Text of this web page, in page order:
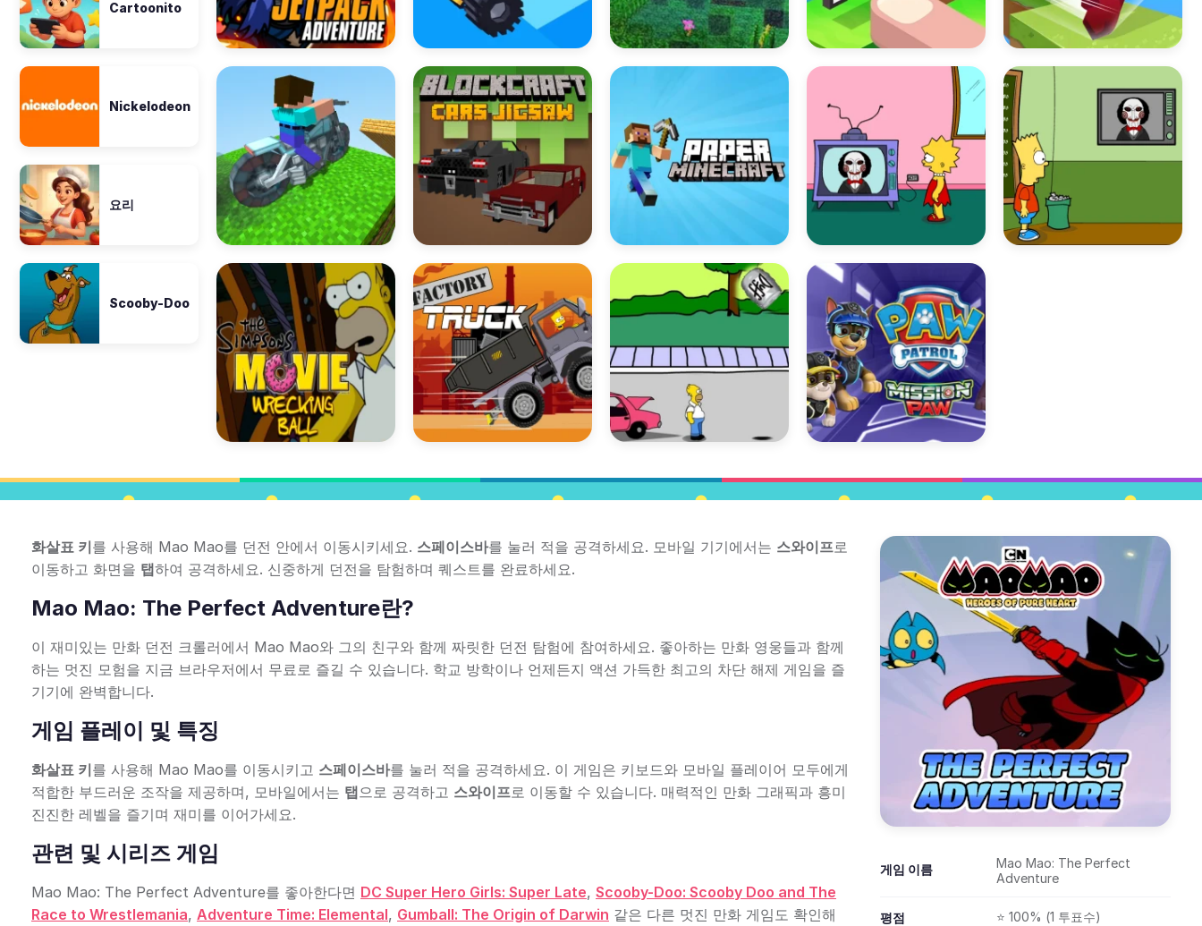
Cartoonito
Nickelodeon
요리
Scooby-Doo
화살표 키를 사용해 Mao Mao를 던전 안에서 이동시키세요. 스페이스바를 눌러 적을 공격하세요. 모바일 기기에서는 스와이프로
이동하고 화면을 탭하여 공격하세요. 신중하게 던전을 탐험하며 퀘스트를 완료하세요.
Mao Mao: The Perfect Adventure란?
이 재미있는 만화 던전 크롤러에서 Mao Mao와 그의 친구와 함께 짜릿한 던전 탐험에 참여하세요. 좋아하는 만화 영웅들과 함께
하는 멋진 모험을 지금 브라우저에서 무료로 즐길 수 있습니다. 학교 방학이나 언제든지 액션 가득한 최고의 차단 해제 게임을 즐
기기에 완벽합니다.
게임 플레이 및 특징
화살표 키를 사용해 Mao Mao를 이동시키고 스페이스바를 눌러 적을 공격하세요. 이 게임은 키보드와 모바일 플레이어 모두에게
적합한 부드러운 조작을 제공하며, 모바일에서는 탭으로 공격하고 스와이프로 이동할 수 있습니다. 매력적인 만화 그래픽과 흥미
진진한 레벨을 즐기며 재미를 이어가세요.
관련 및 시리즈 게임
Mao Mao: The Perfect Adventure를 좋아한다면 DC Super Hero Girls: Super Late, Scooby-Doo: Scooby Doo and The
Race to Wrestlemania, Adventure Time: Elemental, Gumball: The Origin of Darwin 같은 다른 멋진 만화 게임도 확인해
게임 이름
Mao Mao: The Perfect
Adventure
평점 ⭐ 100% (1 투표수)